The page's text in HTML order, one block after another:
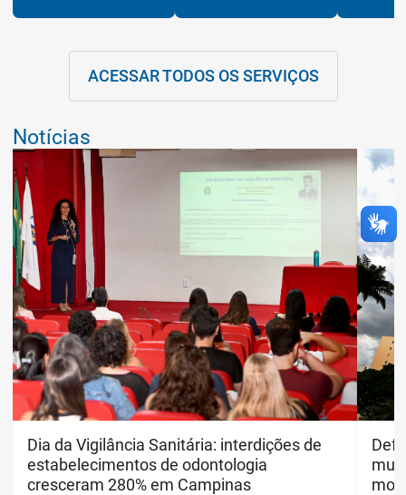
ACESSAR TODOS OS SERVIÇOS
Notícias
Carlos Bassan
Dia da Vigilância Sanitária: interdições de
estabelecimentos de odontologia
cresceram 280% em Campinas